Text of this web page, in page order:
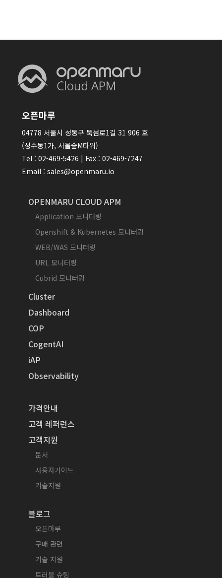
오픈마루
04778 서울시 성동구 뚝섬로1길 31 906 호
(성수동1가, 서울숲M타워)
Tel : 02-469-5426 | Fax : 02-469-7247
Email : sales@openmaru.io
OPENMARU CLOUD APM
Application 모니터링
Openshift & Kubernetes 모니터링
WEB/WAS 모니터링
URL 모니터링
Cubrid 모니터링
Cluster
Dashboard
COP
CogentAI
iAP
Observability
가격안내
고객 레퍼런스
고객지원
문서
사용자가이드
기술지원
블로그
오픈마루
구매 관련
기술 지원
트러블 슈팅